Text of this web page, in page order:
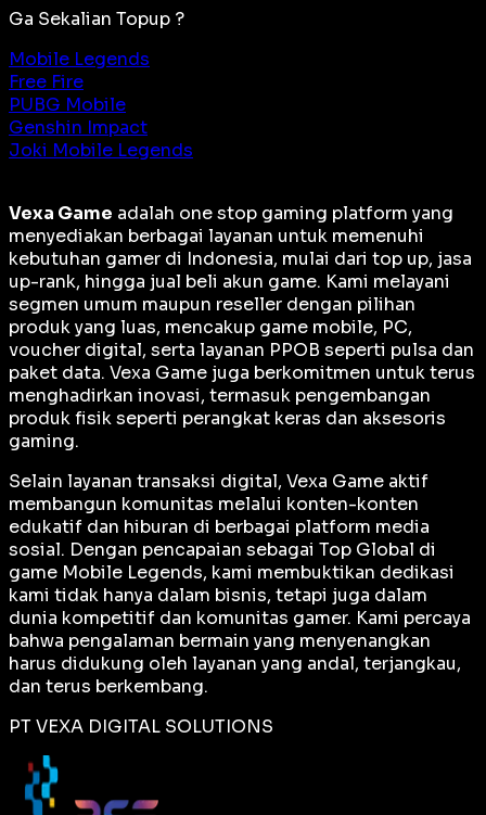
Ga Sekalian Topup ?
Mobile Legends
Free Fire
PUBG Mobile
Genshin Impact
Joki Mobile Legends
Vexa Game adalah one stop gaming platform yang
menyediakan berbagai layanan untuk memenuhi
kebutuhan gamer di Indonesia, mulai dari top up, jasa
up-rank, hingga jual beli akun game. Kami melayani
segmen umum maupun reseller dengan pilihan
produk yang luas, mencakup game mobile, PC,
voucher digital, serta layanan PPOB seperti pulsa dan
paket data. Vexa Game juga berkomitmen untuk terus
menghadirkan inovasi, termasuk pengembangan
produk fisik seperti perangkat keras dan aksesoris
gaming.
Selain layanan transaksi digital, Vexa Game aktif
membangun komunitas melalui konten-konten
edukatif dan hiburan di berbagai platform media
sosial. Dengan pencapaian sebagai Top Global di
game Mobile Legends, kami membuktikan dedikasi
kami tidak hanya dalam bisnis, tetapi juga dalam
dunia kompetitif dan komunitas gamer. Kami percaya
bahwa pengalaman bermain yang menyenangkan
harus didukung oleh layanan yang andal, terjangkau,
dan terus berkembang.
PT VEXA DIGITAL SOLUTIONS